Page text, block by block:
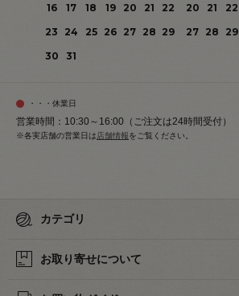
16
17 18 19 20 21
22
23
24 25 26 27 28 29
30
31
20
21 22
27 28 29
・・・休業日
営業時間：10:30～16:00（ご注文は24時間受付）
※各実店舗の営業日は 店舗情報をご覧ください。
カテゴリ
お取り寄せについて